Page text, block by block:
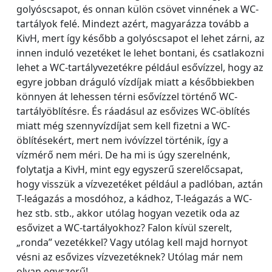
golyóscsapot, és onnan külön csövet vinnének a WC-
tartályok felé. Mindezt azért, magyarázza tovább a
KivH, mert így később a golyóscsapot el lehet zárni, az
innen induló vezetéket le lehet bontani, és csatlakozni
lehet a WC-tartályvezetékre például esővízzel, hogy az
egyre jobban dráguló vízdíjak miatt a későbbiekben
könnyen át lehessen térni esővízzel történő WC-
tartályöblítésre. És ráadásul az esővizes WC-öblítés
miatt még szennyvízdíjat sem kell fizetni a WC-
öblítésekért, mert nem ivóvízzel történik, így a
vízmérő nem méri. De ha mi is úgy szerelnénk,
folytatja a KivH, mint egy egyszerű szerelőcsapat,
hogy visszük a vízvezetéket például a padlóban, aztán
T-leágazás a mosdóhoz, a kádhoz, T-leágazás a WC-
hez stb. stb., akkor utólag hogyan vezetik oda az
esővizet a WC-tartályokhoz? Falon kívül szerelt,
„ronda” vezetékkel? Vagy utólag kell majd hornyot
vésni az esővizes vízvezetéknek? Utólag már nem